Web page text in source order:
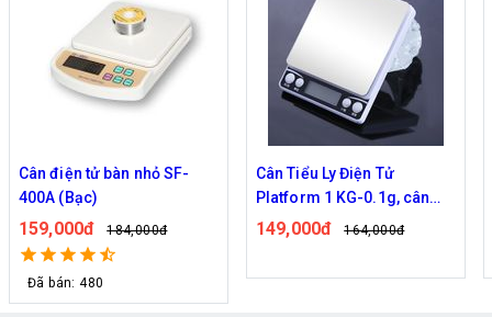
Cân điện tử bàn nhỏ SF-
400A (Bạc)
159,000đ 184,000đ
Đã bán: 480
Cân Tiểu Ly Điện Tử
Platform 1 KG-0.1g, cân
nhà bếp, cân thực phẩm,
149,000đ 164,000đ